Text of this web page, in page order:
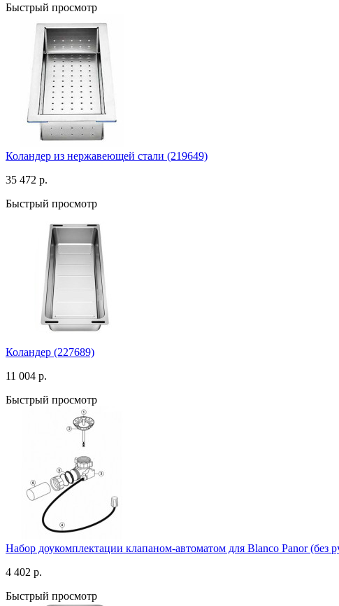
Быстрый просмотр
Коландер из нержавеющей стали (219649)
35 472 р.
Быстрый просмотр
Коландер (227689)
11 004 р.
Быстрый просмотр
Набор доукомплектации клапаном-автоматом для Blanco Panor (без
4 402 р.
Быстрый просмотр